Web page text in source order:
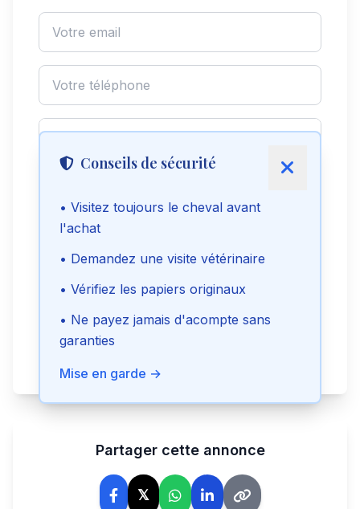
Envoyer le message
Conseils de sécurité
• Visitez toujours le cheval avant
l'achat
• Demandez une visite vétérinaire
• Vérifiez les papiers originaux
• Ne payez jamais d'acompte sans
garanties
Mise en garde →
Voir le téléphone
Partager cette annonce
𝕏